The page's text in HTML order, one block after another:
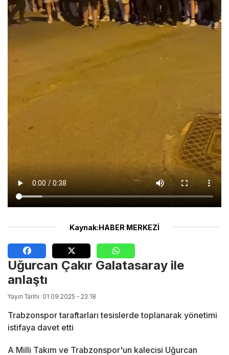
Kaynak:HABER MERKEZİ
Uğurcan Çakır Galatasaray ile
anlaştı
Yayın Tarihi: 01.09.2025 - 23:18
Trabzonspor taraftarları tesislerde toplanarak yönetimi
istifaya davet etti
A Milli Takım ve Trabzonspor'un kalecisi Uğurcan